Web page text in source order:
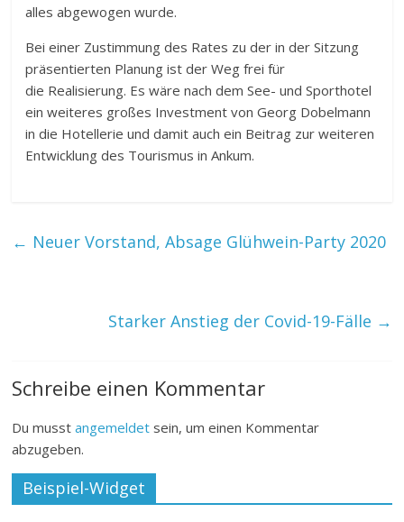
alles abgewogen wurde.
Bei einer Zustimmung des Rates zu der in der Sitzung
präsentierten Planung ist der Weg frei für
die Realisierung. Es wäre nach dem See- und Sporthotel
ein weiteres großes Investment von Georg Dobelmann
in die Hotellerie und damit auch ein Beitrag zur weiteren
Entwicklung des Tourismus in Ankum.
← Neuer Vorstand, Absage Glühwein-Party 2020
Starker Anstieg der Covid-19-Fälle →
Schreibe einen Kommentar
Du musstangemeldet sein, um einen Kommentar
abzugeben.
Beispiel-Widget